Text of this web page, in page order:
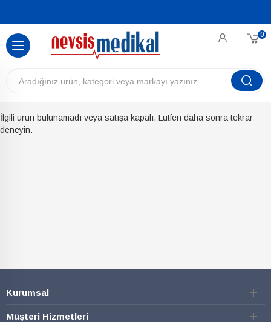
0
İlgili ürün bulunamadı veya satışa kapalı. Lütfen daha sonra tekrar
deneyin.
Kurumsal
Müşteri Hizmetleri